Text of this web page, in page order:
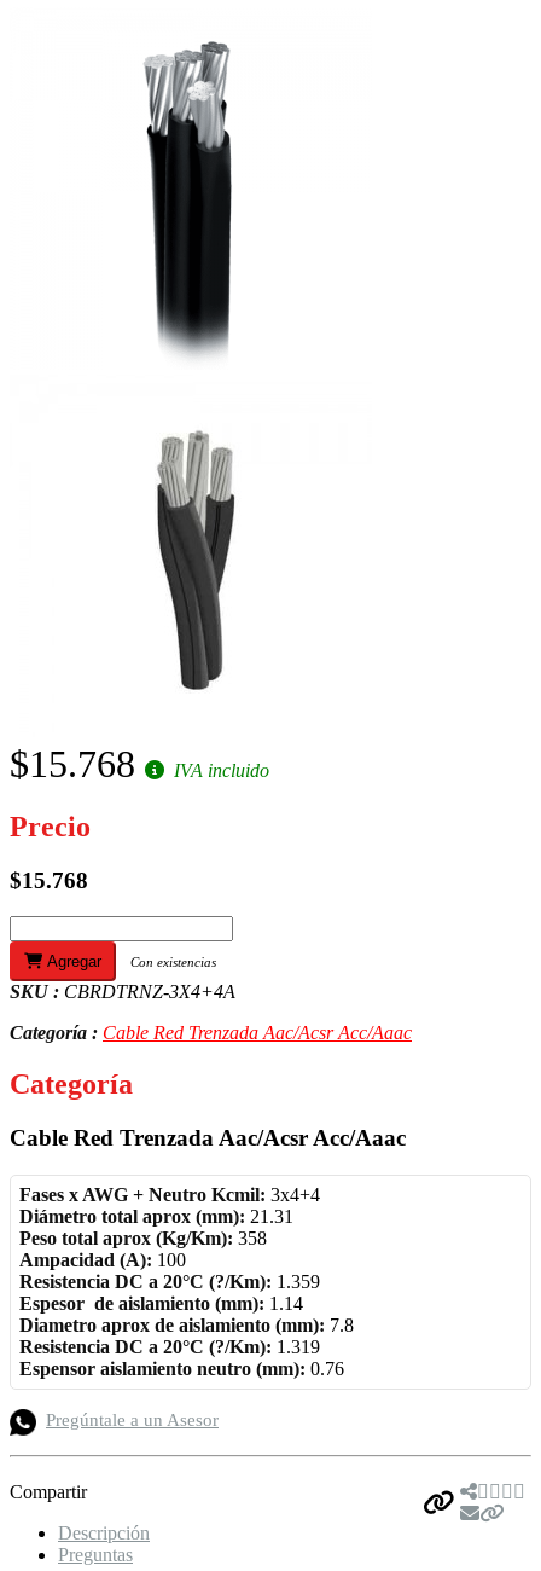
$15.768 IVA incluido
Precio
$15.768
Agregar Con existencias
SKU : CBRDTRNZ-3X4+4A
Categoría : Cable Red Trenzada Aac/Acsr Acc/Aaac
Categoría
Cable Red Trenzada Aac/Acsr Acc/Aaac
Fases x AWG + Neutro Kcmil: 3x4+4
Diámetro total aprox (mm): 21.31
Peso total aprox (Kg/Km): 358
Ampacidad (A): 100
Resistencia DC a 20°C (?/Km): 1.359
Espesor de aislamiento (mm): 1.14
Diametro aprox de aislamiento (mm): 7.8
Resistencia DC a 20°C (?/Km): 1.319
Espensor aislamiento neutro (mm): 0.76
Pregúntale a un Asesor
Compartir
Descripción
Preguntas